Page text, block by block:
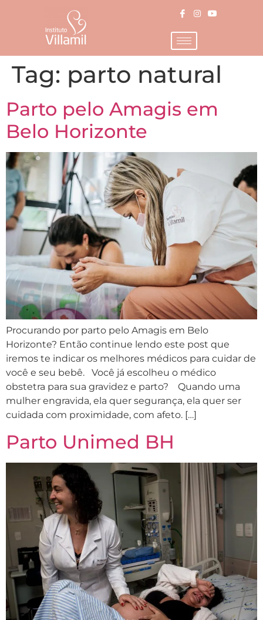
Tag: parto natural
Parto pelo Amagis em
Belo Horizonte
Procurando por parto pelo Amagis em Belo
Horizonte? Então continue lendo este post que
iremos te indicar os melhores médicos para cuidar de
você e seu bebê. Você já escolheu o médico
obstetra para sua gravidez e parto? Quando uma
mulher engravida, ela quer segurança, ela quer ser
cuidada com proximidade, com afeto. […]
Parto Unimed BH